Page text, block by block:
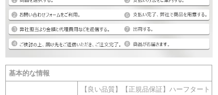
基本的な情報
【良い品質】【正規品保証】ハーフタート